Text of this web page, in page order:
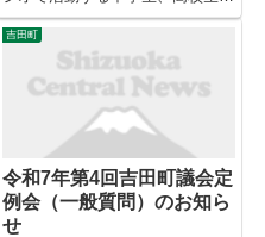
2026年7月、フランス・パリで開
催される世界最大級の日本文化の
祭典「ジャパンエキスポ」に招か
れました。 【写真を見る】「全
力でブチかましていきたい...
吉田町
令和7年第4回吉田町議会定
例会（一般質問）のお知ら
せ